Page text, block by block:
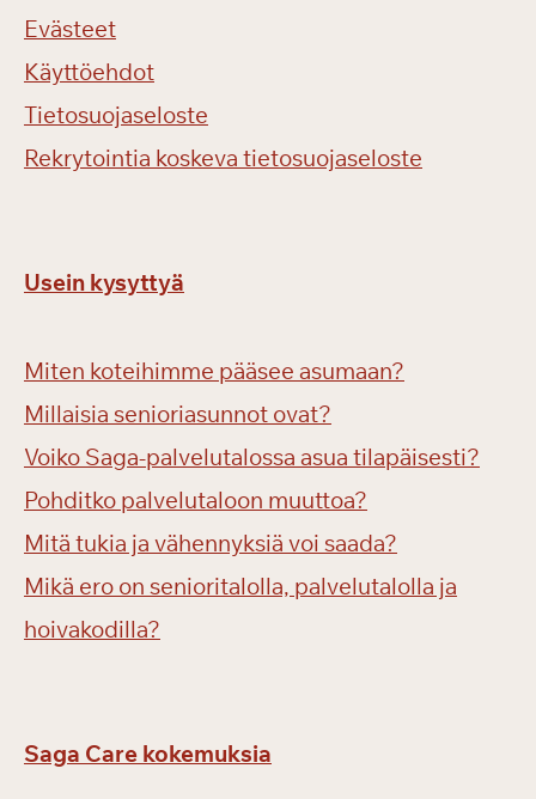
Evästeet
Käyttöehdot
Tietosuojaseloste
Rekrytointia koskeva tietosuojaseloste
Usein kysyttyä
Miten koteihimme pääsee asumaan?
Millaisia senioriasunnot ovat?
Voiko Saga-palvelutalossa asua tilapäisesti?
Pohditko palvelutaloon muuttoa?
Mitä tukia ja vähennyksiä voi saada?
Mikä ero on senioritalolla, palvelutalolla ja
hoivakodilla?
Saga Care kokemuksia